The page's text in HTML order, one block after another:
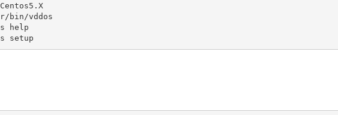
bin/vddos
help
setup